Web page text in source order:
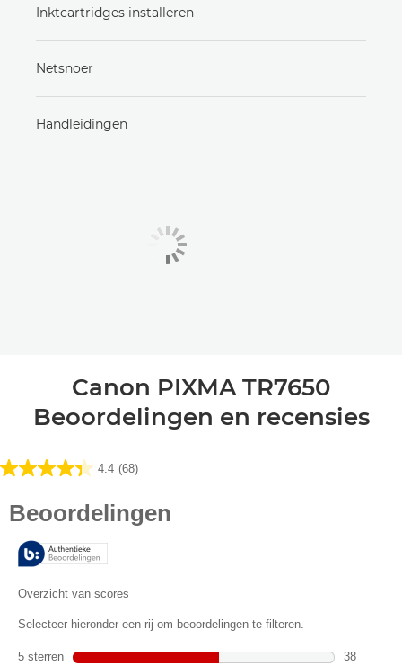
Inktcartridges installeren
Netsnoer
Handleidingen
Canon PIXMA TR7650
Beoordelingen en recensies
4.4 (68)
4.4
de
sterren.